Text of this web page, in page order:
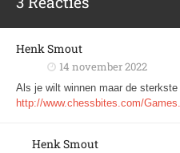
Henk Smout
14 november 2022
Als je wilt winnen maar de
http://www.chessbites.com/
Henk Smout